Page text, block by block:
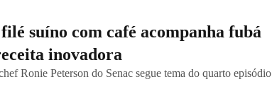
suíno com café acompanha fubá
inovadora
Ronie Peterson do Senac segue tema do quarto episódio